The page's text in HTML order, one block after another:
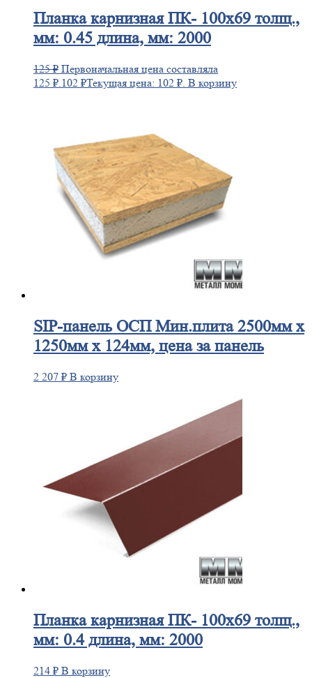
Планкакарнизная ПК- 100х69 толщ.,
мм: 0.45 длина, мм: 2000
125₽ Первоначальная цена составляла
125 ₽.102 ₽Текущая цена: 102 ₽. В корзину
SIP-панельОСП Мин.плита 2500мм х
1250мм х 124мм, цена за панель
2 207 ₽ В корзину
Планкакарнизная ПК- 100х69 толщ.,
мм: 0.4 длина, мм: 2000
214 ₽ В корзину